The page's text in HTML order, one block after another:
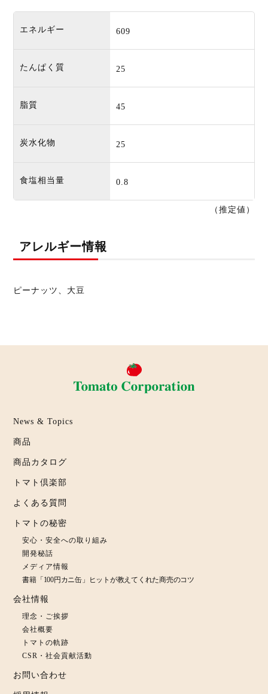
エネルギー 609
たんぱく質 25
脂質 45
炭水化物 25
食塩相当量 0.8
（推定値）
アレルギー情報
ピーナッツ、大豆
News & Topics
商品
商品カタログ
トマト倶楽部
よくある質問
トマトの秘密
安心・安全への取り組み
開発秘話
メディア情報
書籍「100円カニ缶」ヒットが教えてくれた商売のコツ
会社情報
理念・ご挨拶
会社概要
トマトの軌跡
CSR・社会貢献活動
お問い合わせ